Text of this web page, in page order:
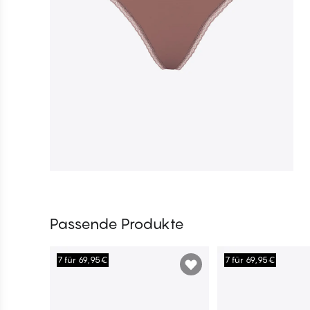
Passende Produkte
7 für 69,95€ 7 für 69,95€